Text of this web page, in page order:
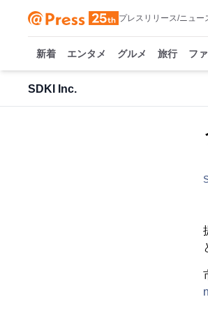
プレスリリース/ニュ
新着 エンタメ グルメ 旅行 フ
SDKI Inc.